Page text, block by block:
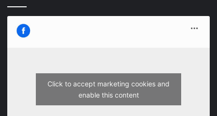
Click to accept marketing cookies and
enable this content